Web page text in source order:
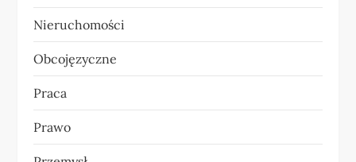
Nieruchomości
Obcojęzyczne
Praca
Prawo